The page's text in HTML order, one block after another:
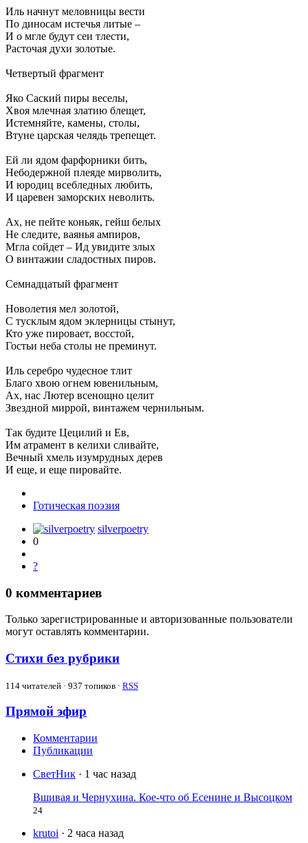
Иль начнут меловницы вести
По диносам истечья литые –
И о мгле будут сеи тлести,
Расточая духи золотые.
Четвертый фрагмент
Яко Саский пиры веселы,
Хвоя млечная златию блещет,
Истемняйте, камены, столы,
Втуне царская челядь трепещет.
Ей ли ядом фарфорники бить,
Небодержной плеяде мирволить,
И юродиц всебледных любить,
И царевен заморских неволить.
Ах, не пейте коньяк, гейш белых
Не следите, ваянья ампиров,
Мгла сойдет – Ид увидите злых
О винтажии сладостных пиров.
Семнадцатый фрагмент
Новолетия мел золотой,
С тусклым ядом эклерницы стынут,
Кто уже пировает, восстой,
Гостьи неба столы не преминут.
Иль серебро чудесное тлит
Благо хвою огнем ювенильным,
Ах, нас Лютер всенощно целит
Звездной миррой, винтажем чернильным.
Так будите Цецилий и Ев,
Им атрамент в келихи сливайте,
Вечный хмель изумрудных дерев
И еще, и еще пировайте.
Готическая поэзия
silverpoetry
0
?
0 комментариев
Только зарегистрированные и авторизованные пользователи
могут оставлять комментарии.
Стихи без рубрики
114 читателей · 937 топиков · RSS
Прямой эфир
Комментарии
Публикации
СветНик · 1 час назад
Вшивая и Чернухина. Кое-что об Есенине и Высоцком
24
krutoi · 2 часа назад